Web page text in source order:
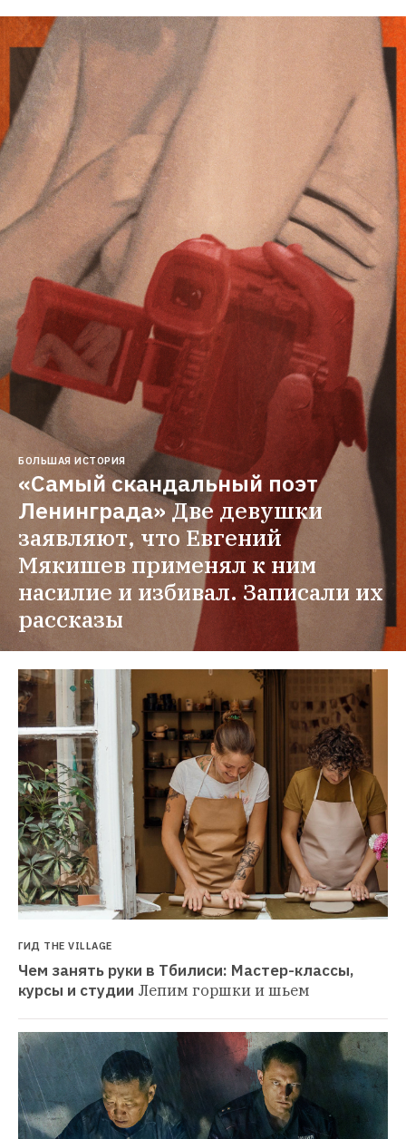
БОЛЬШАЯ ИСТОРИЯ
«Самый скандальный поэт
Ленинграда»Две девушки
заявляют, что Евгений
Мякишев применял к ним
насилие и избивал. Записали их
рассказы
ГИД THE VILLAGE
Чем занять руки в Тбилиси: Мастер-классы,
курсы и студии Лепим горшки и шьем